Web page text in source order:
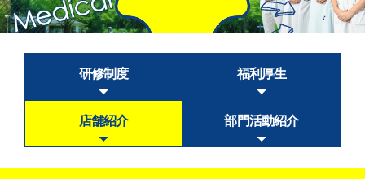
研修制度 福利厚生
店舗紹介 部門活動紹介